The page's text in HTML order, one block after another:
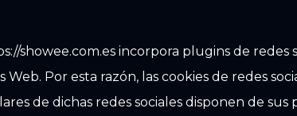
showee.com.es incorpora plugins de redes
Web. Por esta razón, las cookies de redes
de dichas redes sociales disponen de